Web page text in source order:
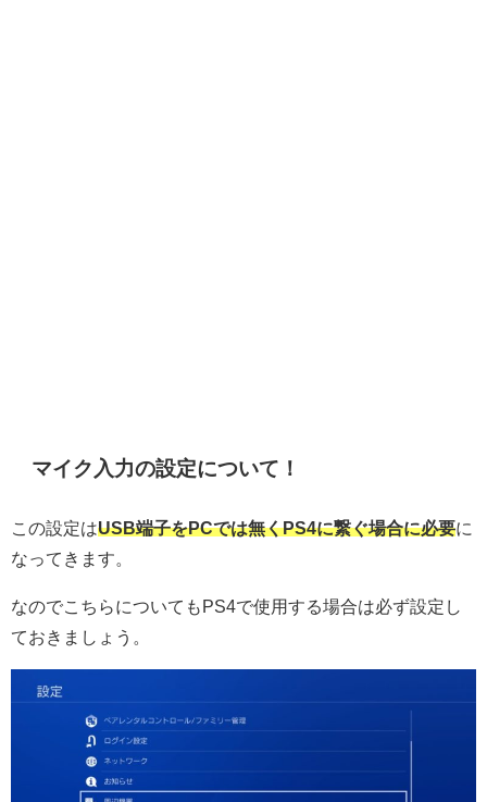
マイク入力の設定について！
この設定はUSB端子をPCでは無くPS4に繋ぐ場合に必要に
なってきます。
なのでこちらについてもPS4で使用する場合は必ず設定し
ておきましょう。